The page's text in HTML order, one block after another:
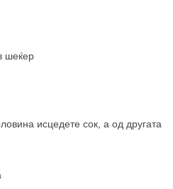
шеќер
исцедете сок, а од другата